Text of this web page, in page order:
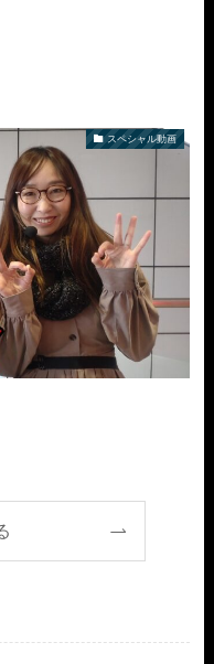
スペシャル動画